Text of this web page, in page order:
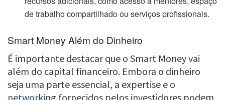
de trabalho compartilhado ou serviços profissionais.
Smart Money Além do Dinheiro
É importante destacar que o Smart Money vai
além do capital financeiro. Embora o dinheiro
seja uma parte essencial, a expertise e o
networking fornecidos pelos investidores podem